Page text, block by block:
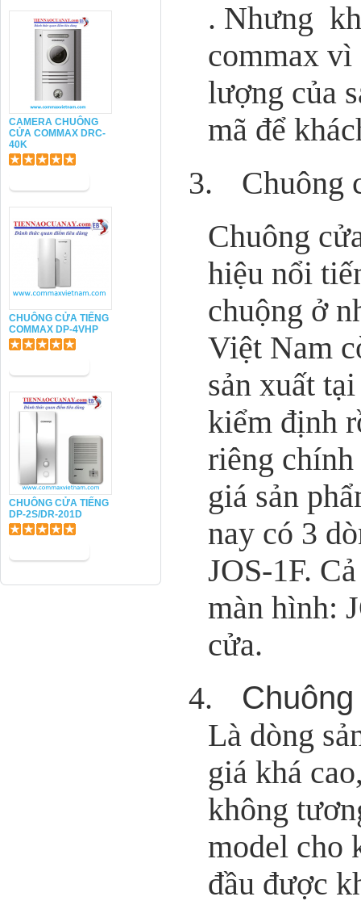
CAMERA CHUÔNG
CỬA COMMAX DRC-
40K
CHUÔNG CỬA TIẾNG
COMMAX DP-4VHP
CHUÔNG CỬA TIẾNG
DP-2S/DR-201D
. Nhưng
commax vì
lượng của
mã để
3.
Chuông
Chuông
hiệu nổi
chuộng ở
Việt Nam
sản xuất
kiểm định
riêng chính
giá sản
nay có 3
JOS-1F.
màn hình:
cửa.
4.
Là dòng
giá khá
không
model cho
đầu được